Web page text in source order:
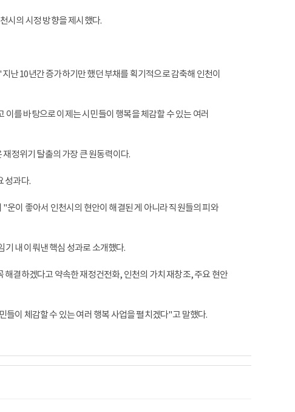
시의 시정 방향을 제시했다.
난 10년간 증가하기만 했던 부채를 획기적으로 감축해 인천이
를 바탕으로 이제는 시민들이 행복을 체감할 수 있는 여러
정위기 탈출의 가장 큰 원동력이다.
성과다.
이 좋아서 인천시의 현안이 해결된 게 아니라 직원들의 피와
내 이뤄낸 핵심 성과로 소개했다.
결하겠다고 약속한 재정건전화, 인천의 가치 재창조, 주요 현안
이 체감할 수 있는 여러 행복 사업을 펼치겠다"고 말했다.